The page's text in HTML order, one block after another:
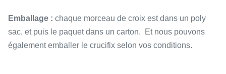
Emballage : chaque morceau de croix est dans un poly
sac, et puis le paquet dans un carton. Et nous pouvons
également emballer le crucifix selon vos conditions.